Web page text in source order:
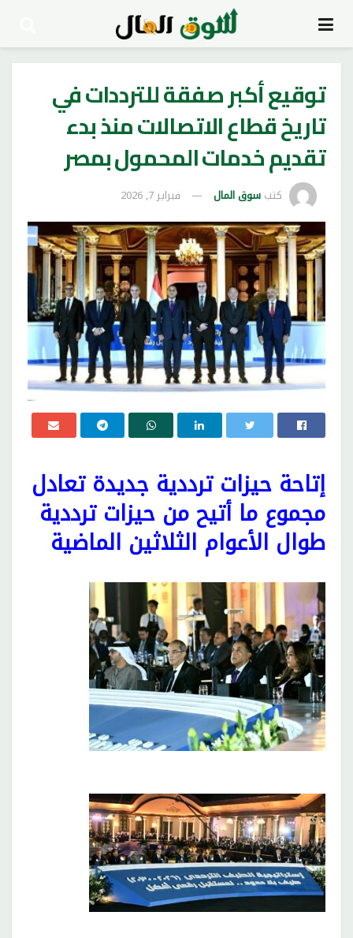
توقيع أكبر صفقة للترددات في
تاريخ قطاع الاتصالات منذ بدء
تقديم خدمات المحمول بمصر
كتب سوق المال فبراير 7, 2026
إتاحة حيزات ترددية جديدة تعادل
مجموع ما أتيح من حيزات ترددية
طوال الأعوام الثلاثين الماضية